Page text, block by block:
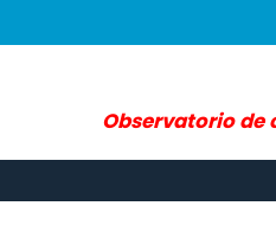
Observatorio